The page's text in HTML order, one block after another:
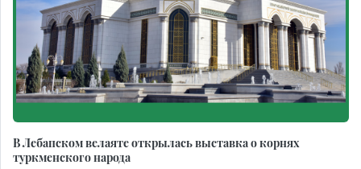
В Лебапском велаяте открылась выставка о корнях
туркменского народа